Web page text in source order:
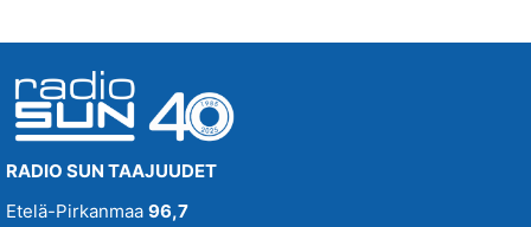
SUN Uutiset
SUN Viihteelle -toivekonsertti
Tampereenkiäliset uutiset
RADIO SUN TAAJUUDET
Etelä-Pirkanmaa 96,7